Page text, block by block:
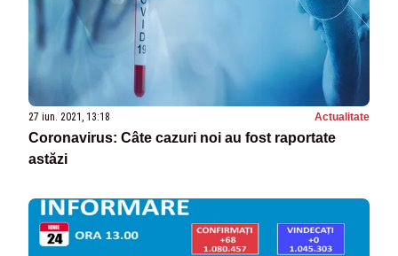
27 iun. 2021, 13:18 Actualitate
Coronavirus: Câte cazuri noi au fost raportate
astăzi